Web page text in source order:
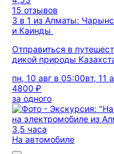
15 отзывов
3 в 1 из Алматы:
и Каинды
Отправиться в
дикой природы
пн, 10 авг в 05:00вт, 11
4800 ₽
за одного
3,5 часа
На автомобиле